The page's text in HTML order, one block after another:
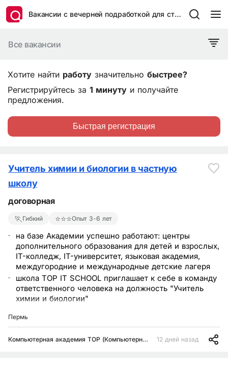
Вакансии с вечерней подработкой для студентов в Перми
Все вакансии
Хотите найти работу значительно быстрее?
Регистрируйтесь за 1 минуту и получайте
предложения.
Быстрая регистрация
Учитель химии и биологии в частную
школу
договорная
🏃 Гибкий ⭐⭐⭐Опыт 3-6 лет
на базе Академии успешно работают: центры
дополнительного образования для детей и взрослых,
IT-колледж, IT-университет, языковая академия,
междугородние и международные детские лагеря
школа TOP IT SCHOOL приглашает к себе в команду
ответственного человека на должность "Учитель
химии и биологии"
половина дня - проведение занятий по ФГОС, вторая
половина дня - проведение дополнительных
развивающих занятий (IT-технологии:
Пермь
Компьютерная академия TOP (Компьютерная Академия ТОП) 12 дней назад